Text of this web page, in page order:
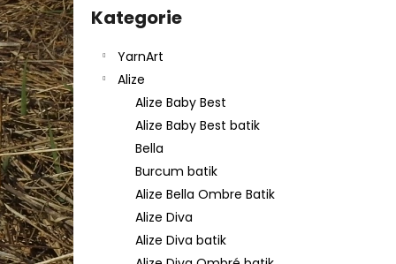
s
t
r
a
n
n
í
p
a
n
Přeskočit
kategorie
Kategorie
YarnArt
Alize
Alize Baby Best
Alize Baby Best batik
Bella
Burcum batik
Alize Bella Ombre Batik
Alize Diva
Alize Diva batik